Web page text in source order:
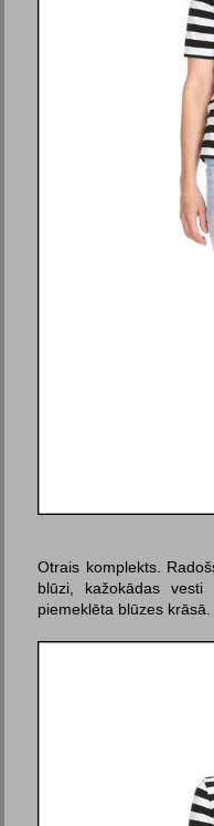
Otrais komplekts.
blū­zi, kažokādas
piemeklēta blū­zes